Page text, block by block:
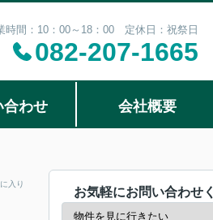
時間：10：00～18：00 定休日：祝祭日
082-207-1665
合わせ 会社概要
入り
お気軽にお問い合わせ